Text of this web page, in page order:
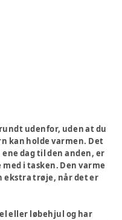
udenfor, uden at du
kan holde varmen. Det
dag til den anden, er
i tasken. Den varme
ekstra trøje, når det er
eller løbehjul og har